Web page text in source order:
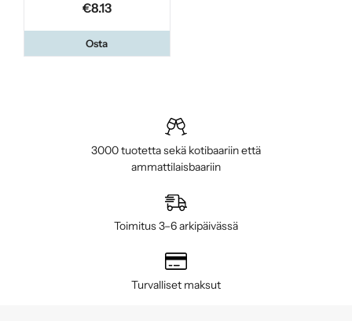
€8.13
Osta
3000 tuotetta sekä kotibaariin että
ammattilaisbaariin
Toimitus 3–6 arkipäivässä
Turvalliset maksut